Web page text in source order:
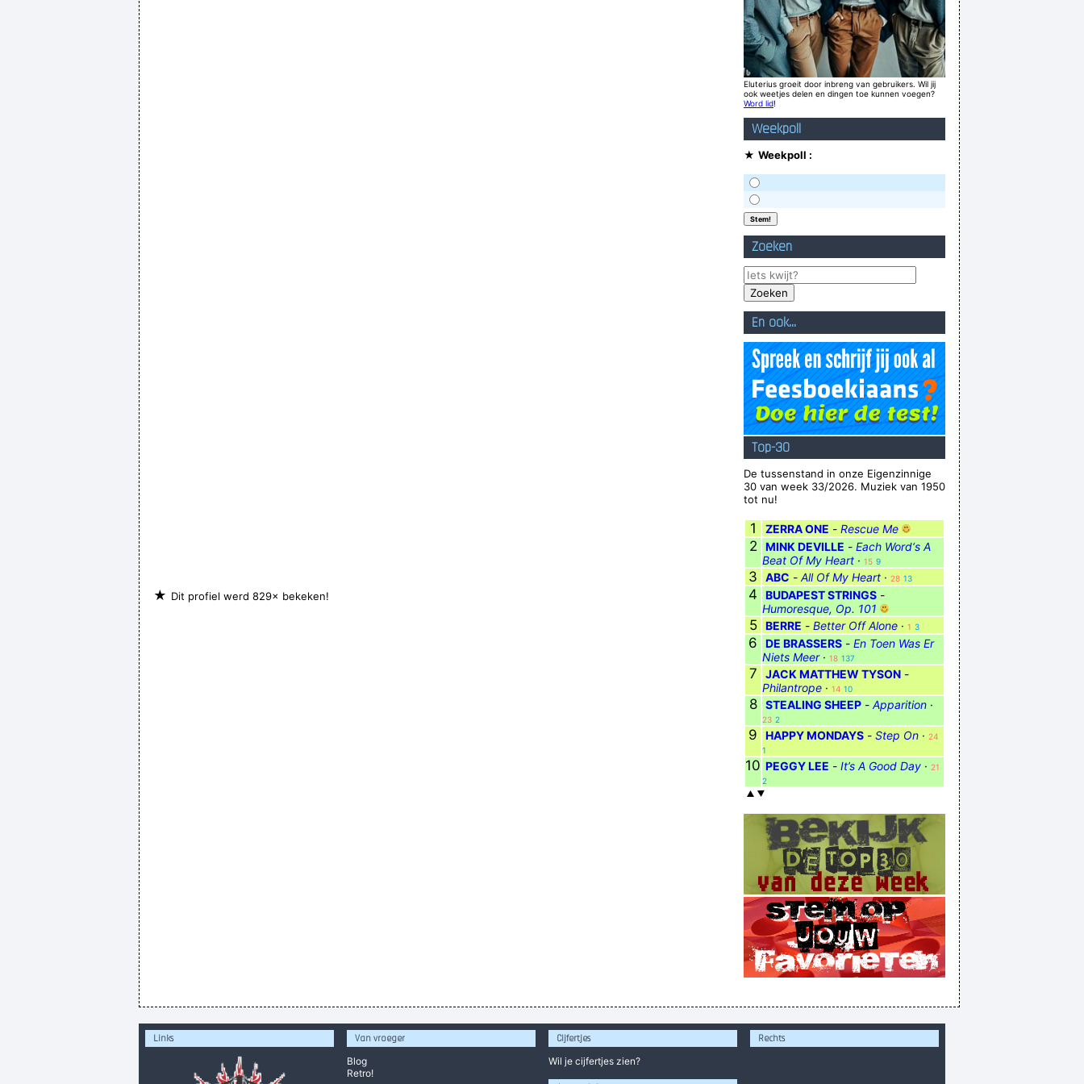
★ Dit profiel werd 829× bekeken!
Eluterius groeit door inbreng van gebruikers. Wil jij
ook weetjes delen en dingen toe kunnen voegen?
Word lid!
Weekpoll
★ Weekpoll :
Zoeken
En ook...
Top-30
De tussenstand in onze Eigenzinnige
30 van week 33/2026. Muziek van 1950
tot nu!
1 ZERRA ONE - Rescue Me
2 MINK DEVILLE - Each Word‘s A
Beat Of My Heart · 15 9
3 ABC - All Of My Heart · 28 13
4 BUDAPEST STRINGS -
Humoresque, Op. 101
5 BERRE - Better Off Alone · 1 3
6 DE BRASSERS - En Toen Was Er
Niets Meer· 18 137
7 JACK MATTHEW TYSON -
Philantrope · 14 10
8 STEALING SHEEP - Apparition ·
23 2
9 HAPPY MONDAYS - Step On · 24
1
10 PEGGY LEE - It’s A Good Day · 21
2
Links
Van vroeger
Blog
Retro!
Cijfertjes
Wil je cijfertjes zien?
Rechts